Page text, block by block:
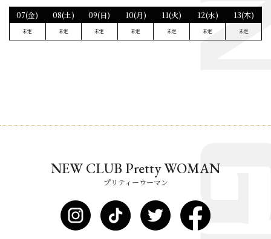
07(金)
未定
08(土)
未定
09(日)
未定
10(月)
未定
11(火)
未定
12(水)
未定
13(木)
未定
NEW CLUB Pretty WOMAN
プリティーウーマン